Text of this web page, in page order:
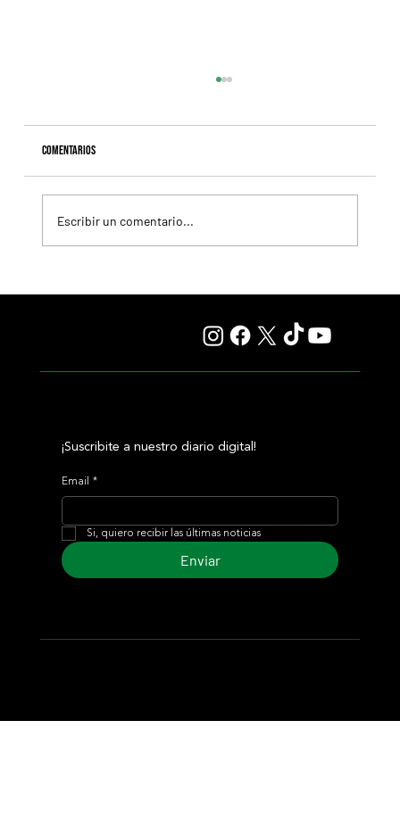
Comentarios
Escribir un comentario...
¡Suscribite a nuestro diario digital!
Email *
Si, quiero recibir las últimas noticias
Enviar